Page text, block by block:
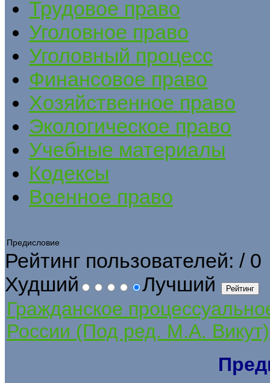
Трудовое право
Уголовное право
Уголовный процесс
Финансовое право
Хозяйственное право
Экологическое право
Учебные материалы
Кодексы
Военное право
Предисловие
Рейтинг пользователей: / 0
Худший
Лучший
Гражданское
России (Под ред. М.А. Викут)